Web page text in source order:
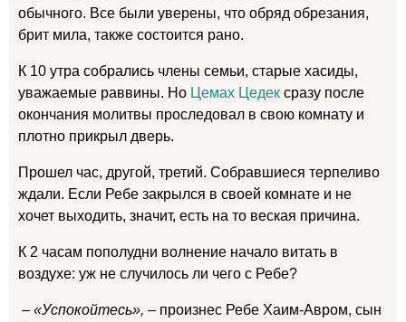
обычного. Все были уверены, что обряд обрезания,
брит мила, также состоится рано.
К 10 утра собрались члены семьи, старые хасиды,
уважаемые раввины. Но Цемах Цедек сразу после
окончания молитвы проследовал в свою комнату и
плотно прикрыл дверь.
Прошел час, другой, третий. Собравшиеся терпеливо
ждали. Если Ребе закрылся в своей комнате и не
хочет выходить, значит, есть на то веская причина.
К 2 часам пополудни волнение начало витать в
воздухе: уж не случилось ли чего с Ребе?
– «Успокойтесь», – произнес Ребе Хаим-Авром, сын